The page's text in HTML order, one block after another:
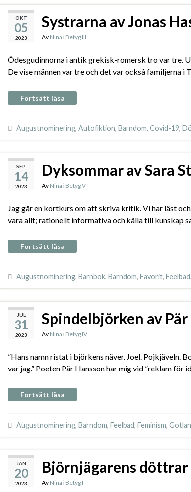
OKT
05
2023
Systrarna av Jonas
Av Nina i Betyg III
Ödesgudinnorna i antik grekisk-romersk tro var tre.
De vise männen var tre och det var också familjerna
Fortsätt läsa
Augustnominering, Autofiktion, Barndom, Covid-19,
SEP
14
2023
Dyksommar av Sara
Av Nina i Betyg V
Jag går en kortkurs om att skriva kritik. Vi har läst
vara allt; rationellt informativa och källa till kunskap
Fortsätt läsa
Augustnominering, Barnbok, Barndom, Favorit, Feelbad,
JUL
31
2023
Spindelbjörken av Pär
Av Nina i Betyg IV
”Hans namn ristat i björkens näver. Joel. Pojkjäveln.
var jag.” Poeten Pär Hansson har mig vid ”reklam
Fortsätt läsa
Augustnominering, Barndom, Feelbad, Feminism,
JAN
20
2023
Björnjägarens
Av Nina i Betyg I